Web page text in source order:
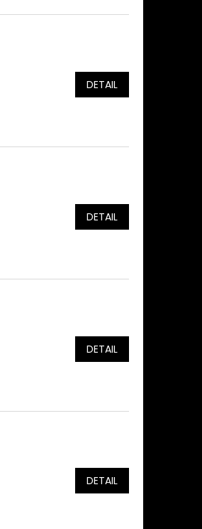
DETAIL
DETAIL
DETAIL
DETAIL